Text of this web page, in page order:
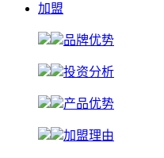
加盟
品牌优势
投资分析
产品优势
加盟理由